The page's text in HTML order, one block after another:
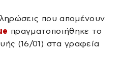
που απομένουν
πραγματοποιήθηκε το
(16/01) στα γραφεία